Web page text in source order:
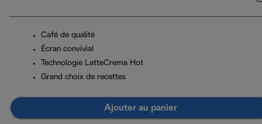
Café de qualité
Écran convivial
Technologie LatteCrema Hot
Grand choix de recettes
Ajouter au panier